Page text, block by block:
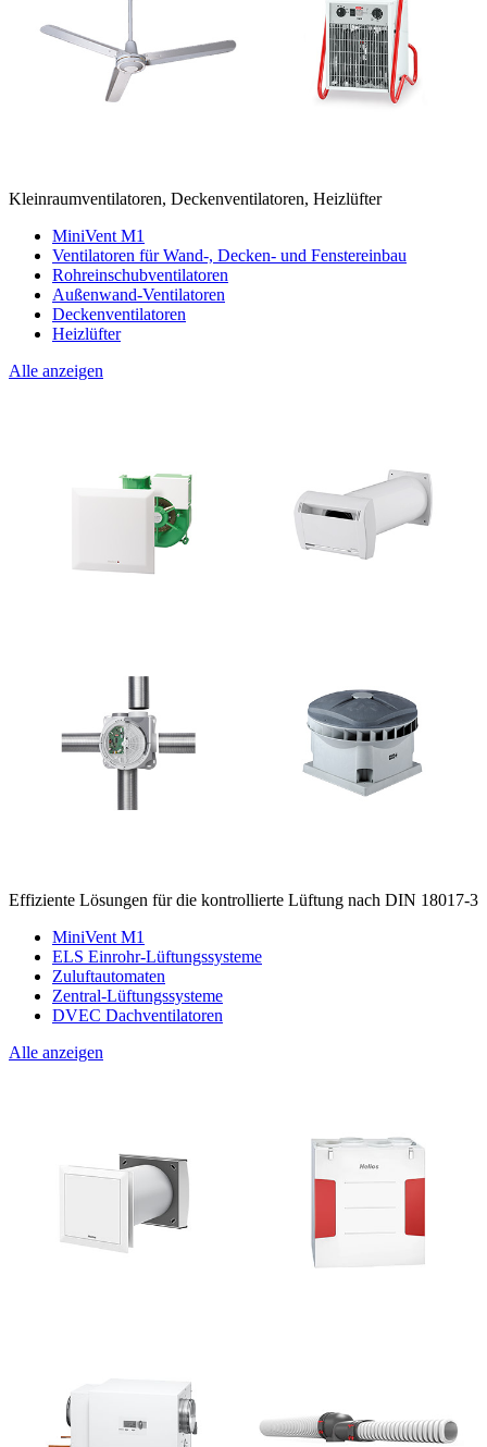
Kleinraumventilatoren, Deckenventilatoren, Heizlüfter
MiniVent M1
Ventilatoren für Wand-, Decken- und Fenstereinbau
Rohreinschubventilatoren
Außenwand-Ventilatoren
Deckenventilatoren
Heizlüfter
Alle anzeigen
Effiziente Lösungen für die kontrollierte Lüftung nach DIN 18017-3
MiniVent M1
ELS Einrohr-Lüftungssysteme
Zuluftautomaten
Zentral-Lüftungssysteme
DVEC Dachventilatoren
Alle anzeigen